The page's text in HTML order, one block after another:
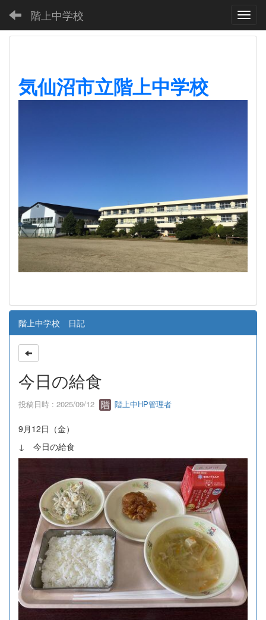
階上中学校
気仙沼市立階上中学校
階上中学校 日記
今日の給食
投稿日時 : 2025/09/12 階上中HP管理者
9月12日（金）
↓ 今日の給食